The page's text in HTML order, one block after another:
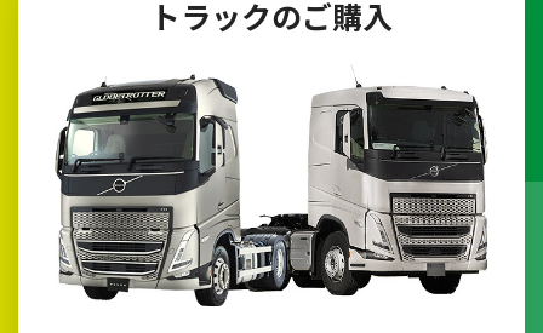
トラックのご購入